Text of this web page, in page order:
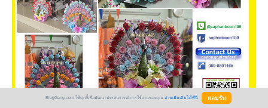
BlogGang.com ใช้คุกกี้เพื่อพัฒนาประสบการณ์การใช้งานของคุณ อ่านเพิ่มเติมได้ที่นี่